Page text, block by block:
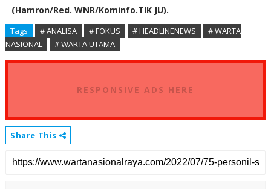
(Hamron/Red. WNR/Kominfo.TIK JU).
Tags # ANALISA # FOKUS # HEADLINENEWS
# WARTA
NASIONAL
# WARTA UTAMA
RESPONSIVE ADS HERE
Share This